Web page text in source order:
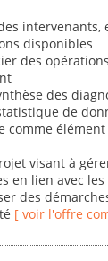
disponibles
des opérations
des
de
comme
visant à
en lien avec
des
[ voir l'offre